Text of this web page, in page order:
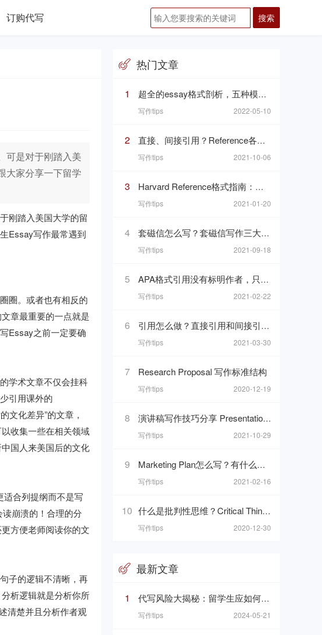
订购代写
可是对于刚踏入美
大家分享一下留学
刚踏入美国大学的留
Essay写作最常遇到
圈。或者也有相反的
章最重要的一点就是
Essay之前一定要确
学术文章不仅会挂科
引用课外的
文化差异”的文章，
收集一些在相关领域
国人来美国后的文化
适合列提纲而不是写
崩溃的！合理的分
方便老师阅读你的文
子的逻辑不清晰，再
析逻辑就是分析你所
清楚并且分析作者观
热门文章
1 超全的essay格式剖析，五种模板一次搞定Essay这个“八股文”
写作tips 2022-05-10
2 直接、间接引用？Reference各种魔鬼细节你都掌握了吗
写作tips 2021-10-06
3 Harvard Reference格式指南：哈佛参考文献格式与文内引用格式
写作tips 2021-01-20
4 套磁信怎么写？套磁信写作三大基础礼仪你知道吗
写作tips 2021-09-18
5 APA格式引用没有标明作者，只有组织和最新更新时间的网页，在reference list里要怎么写
写作tips 2021-02-22
6 引用怎么做？直接引用和间接引用使用方法
写作tips 2021-03-30
7 Research Proposal 写作标准结构
写作tips 2020-12-19
8 演讲稿写作技巧分享 Presentation格式以及一些万能模板句分享
写作tips 2021-10-29
9 Marketing Plan怎么写？有什么写点？我们做市场计划的目的是什么呢？
写作tips 2021-02-16
10 什么是批判性思维？Critical Thinking写作技巧解析
写作tips 2020-12-30
最新文章
1 代写风险大揭秘：留学生应如何识别和避免
写作tips 2024-05-21